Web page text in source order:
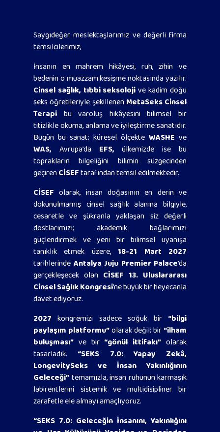
Saygıdeğer meslektaşlarımız ve değerli firma
temsilcilerimiz,
İnsanın en mahrem hikâyesi, ruh, zihin ve
bedenin o muazzam kesişme noktasında yazılır.
Cinsel sağlık, tıbbi seksoloji ve kadim doğu
seks öğretileriyle şekillenen MetaSeks Cinsel
Terapi bu varoluş hikâyesini bilimsel bir
titizlikle okuma, anlama ve iyileştirme sanatıdır.
Bugün bu sanat; küresel ölçekte WASHE ve
WAS, Avrupa’da EFS, ülkemizde ise bu
toprakların bilgeliğini bilimin süzgecinden
geçirenCİSEFtarafından temsil edilmektedir.
CİSEF olarak, insan doğasının en derin ve
dokunulmamış cinsel sağlık alanına bilgiyle,
cesaretle ve şükranla yaklaşan siz değerli
dostlarımızı; akademik bağlarımızı
güçlendirmek ve yeni bir bilimsel uyanışa
tanıklık etmek üzere,18-21 Mart 2027
tarihlerinde Antalya Juju Premier Palace’da
gerçekleşecek olan CİSEF 13. Uluslararası
Cinsel Sağlık Kongresi’ne büyük bir heyecanla
davet ediyoruz.
2027 kongremizi sadece soğuk bir “bilgi
paylaşım platformu”olarak değil; bir “ilham
buluşması” ve bir “gönül ittifakı” olarak
tasarladık. “SEKS 7.0: Yapay Zekâ,
LongevitySeks ve İnsan Yakınlığının
Geleceği” temamızla, insan ruhunun karmaşık
labirentlerini sistemik ve multidisipliner bir
zarafetle ele almayı amaçlıyoruz.
“SEKS 7.0: Geleceğin İnsanını, Yakınlığını